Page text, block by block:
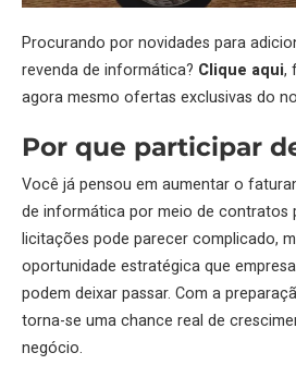
Procurando por novidades para
revenda de informática? Clique aqui,
agora mesmo ofertas exclusivas do
Por que participar
Você já pensou em aumentar o
de informática por meio de contratos
licitações pode parecer complicado,
oportunidade estratégica que
podem deixar passar. Com a
torna-se uma chance real de
negócio.